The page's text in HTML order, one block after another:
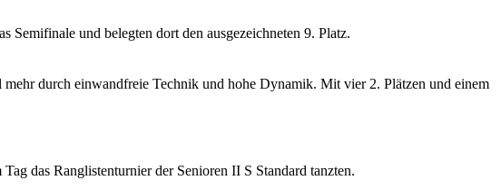
und belegten dort den ausgezeichneten 9. Platz.
durch einwandfreie Technik und hohe Dynamik. Mit vier 2. Plätzen und einem
das Ranglistenturnier der Senioren II S Standard tanzten.